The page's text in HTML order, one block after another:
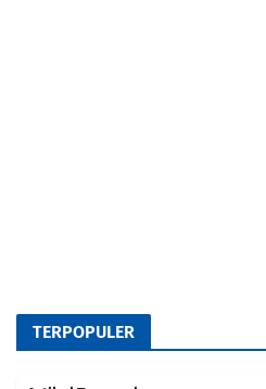
TERPOPULER